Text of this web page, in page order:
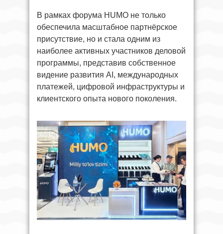
В рамках форума HUMO не только
обеспечила масштабное партнёрское
присутствие, но и стала одним из
наиболее активных участников деловой
программы, представив собственное
видение развития AI, международных
платежей, цифровой инфраструктуры и
клиентского опыта нового поколения.